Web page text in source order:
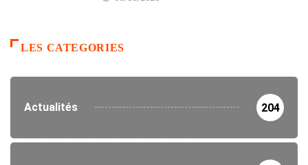
LES CATEGORIES
Actualités 204